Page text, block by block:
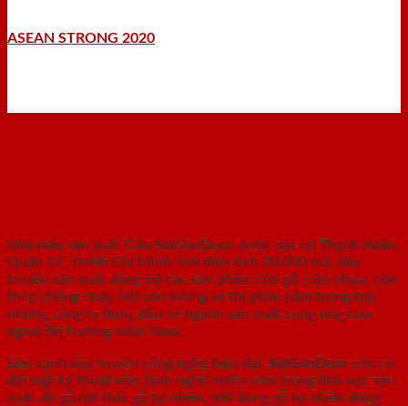
ASEAN STRONG 2020
Nhà máy sản xuất Cửa SaiGonDoor được đặt tại Thạnh Xuân,
Quận 12, TP.Hồ Chí Minh. Với diện tích 20.000 m2, dây
truyền sản xuất đồng bộ các sản phẩm cửa gỗ ,cửa nhựa, cửa
thép chống cháy. Với sản lượng và thị phần nằm trong top
những công ty đứng đầu về ngành sản xuất cung ứng cửa
ngoài thị trường miền Nam.
Bên cạnh dây truyền công nghệ hiện đại, SaiGonDoor còn có
đội ngũ kỹ thuật viên lành nghề nhiều năm trong lĩnh vực sản
xuất đồ gỗ nội thất gỗ tự nhiên. Với dòng gỗ tự nhiên dòng